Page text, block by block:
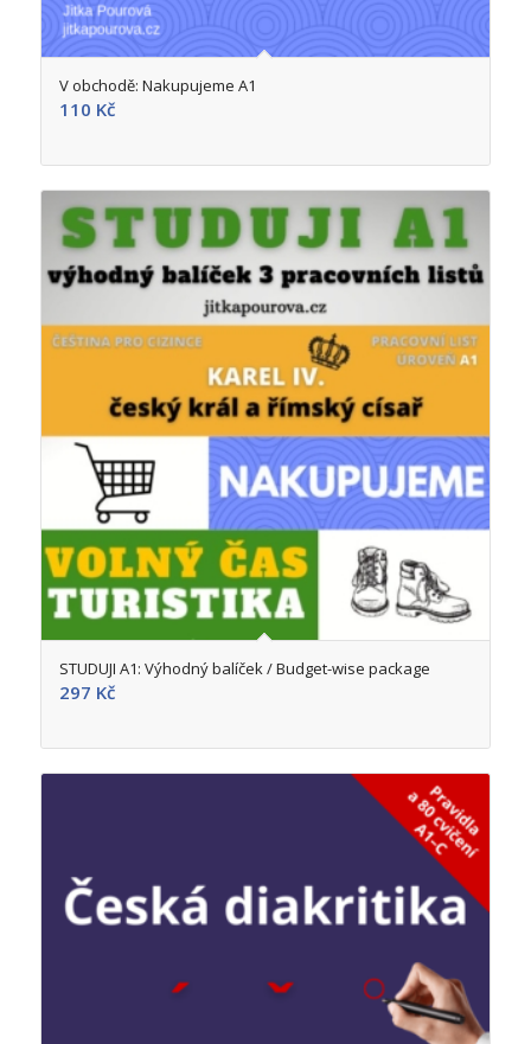
5.00
V obchodě: Nakupujeme A1
110 Kč
5.00
STUDUJI A1: Výhodný balíček / Budget-wise package
297 Kč